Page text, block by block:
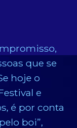
que se
hoje o
e
é por conta
boi”,